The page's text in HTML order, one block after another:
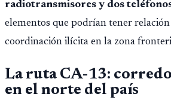
radiotransmisores y dos
elementos que podrían tener
coordinación ilícita en la zona
La ruta CA-13:
en el norte del país